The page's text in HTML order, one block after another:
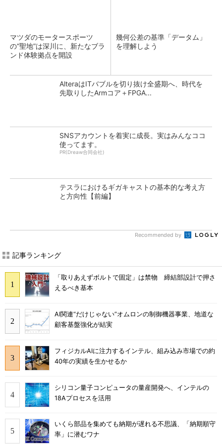
マツダのモータースポーツ
の“聖地”は深川に、新たなブラ
ンド体験拠点を開設
幾何公差の基準「データム」
を理解しよう
AlteraはITバブルを切り抜け全盛期へ、時代を
先取りしたArmコア＋FPGA...
SNSアカウントを着実に成長。実はみんなココ
使ってます。
PR(Dreaw合同会社)
テスラにおけるギガキャストの基本的な考え方
と方向性【前編】
Recommended by
記事ランキング
「取りあえずボルトで固定」は禁物 締結部設計で押さ
えるべき基本
AI関連“だけじゃない”オムロンの制御機器事業、地道な
顧客基盤強化が結実
フィジカルAIに注力するインテル、組み込み市場での約
40年の実績を生かせるか
シリコン量子コンピュータの量産開発へ、インテルの
18Aプロセスを活用
いくら部品を集めても納期が遅れる不思議、「納期順守
率」に潜むワナ